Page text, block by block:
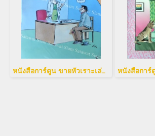
หนังสือการ์ตูน ขายหัวเราะเล่มใหญ่